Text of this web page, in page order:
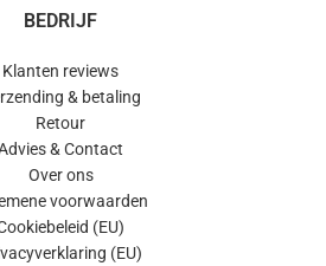
BEDRIJF
Klanten reviews
& betaling
Retour
& Contact
Over ons
voorwaarden
(EU)
(EU)